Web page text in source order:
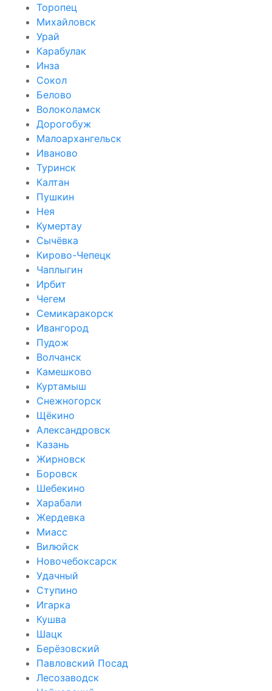
Торопец
Михайловск
Урай
Карабулак
Инза
Сокол
Белово
Волоколамск
Дорогобуж
Малоархангельск
Иваново
Туринск
Калтан
Пушкин
Нея
Кумертау
Сычёвка
Кирово-Чепецк
Чаплыгин
Ирбит
Чегем
Семикаракорск
Ивангород
Пудож
Волчанск
Камешково
Куртамыш
Снежногорск
Щёкино
Александровск
Казань
Жирновск
Боровск
Шебекино
Харабали
Жердевка
Миасс
Вилюйск
Новочебоксарск
Удачный
Ступино
Игарка
Кушва
Шацк
Берёзовский
Павловский Посад
Лесозаводск